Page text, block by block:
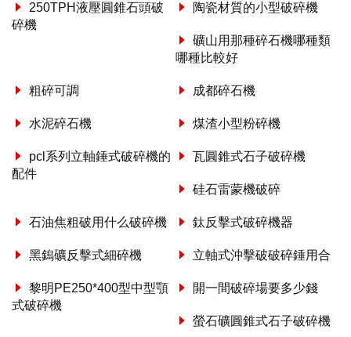
250TPH液壓圓錐石頭破
碎機
陶瓷材質的小型破碎機
礦山用那種碎石機哪種類
哪種比較好
粗碎可調 成都碎石機
水泥碎石機 煤渣小型粉碎機
pcl系列立軸錘式破碎機的
配件
瓦圓錐式石子破碎機
硅石雷蒙機破碎
石油焦粗破用什么破碎機 鈦反擊式破碎機器
黑鎢礦反擊式細碎機 立軸式沖擊破破碎錘用合
黎明PE250*400型中型顎
式破碎機
開一間破碎場要多少錢
螢石礦圓錐式石子破碎機